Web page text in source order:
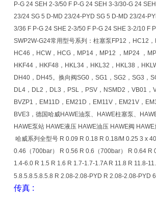
P-G 24 SEH 2-3/50 F P-G 24 SEH 3-3/30-G 24
23/24 SG 5 D-MD 23/24-PYD SG 5 D-MD 23/24-
3/36 F P-G 24 SHE 2-3/50 F P-G 24 SHE 3-2/10 F
SWP2W-G24常用型号系列：柱塞泵FP12，HC12
HC46，HCW，HCG，MP14，MP12 ，MP24 ，
HKF44，HKF48，HKL34，HKL32，HKL38，
DH40，DH45。换向阀SG0，SG1，SG2，SG3，
DL4，DL2，DL3，PSL，PSV，NSMD2，VB01
BVZP1，EM11D，EM21D，EM11V，EM21V，
BVE3，德国哈威HAWE油泵、HAWE柱塞泵、
HAWE泵站 HAWE液压 HAWE油压 HAWE阀
哈威系列全型号 R 0.09 R 0.18 R 0.18/M 0.25 3 x
0.46（700bar） R 0.56 R 0.6（700bar） R 0.64
1.4-6.0 R 1.5 R 1.6 R 1.7-1.7-1.7A R 11.8 R 11.8-
5.8.5.8.5.8.5.8 R 2.08-2.08-PYD R 2.08-2.08-PYD
传真 :